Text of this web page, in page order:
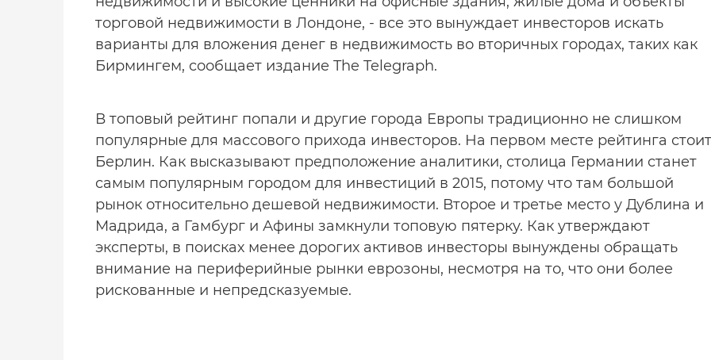
торговой недвижимости в Лондоне, - все это вынуждает инвесторов искать
варианты для вложения денег в недвижимость во вторичных городах, таких как
Бирмингем, сообщает издание The Telegraph.
В топовый рейтинг попали и другие города Европы традиционно не слишком
популярные для массового прихода инвесторов. На первом месте рейтинга стоит
Берлин. Как высказывают предположение аналитики, столица Германии станет
самым популярным городом для инвестиций в 2015, потому что там большой
рынок относительно дешевой недвижимости. Второе и третье место у Дублина и
Мадрида, а Гамбург и Афины замкнули топовую пятерку. Как утверждают
эксперты, в поисках менее дорогих активов инвесторы вынуждены обращать
внимание на периферийные рынки еврозоны, несмотря на то, что они более
рискованные и непредсказуемые.